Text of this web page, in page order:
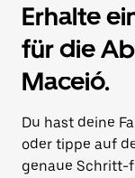
Erhalte
für die
Maceió.
Du hast deine
oder tippe auf
genaue Schritt-